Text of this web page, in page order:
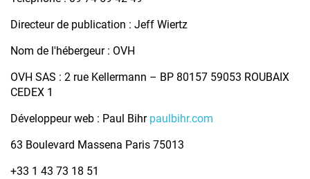
Directeur de publication : Jeff Wiertz
Nom de l'hébergeur : OVH
OVH SAS : 2 rue Kellermann – BP 80157 59053 ROUBAIX
CEDEX 1
Développeur web : Paul Bihr paulbihr.com
63 Boulevard Massena Paris 75013
+33 1 43 73 18 51